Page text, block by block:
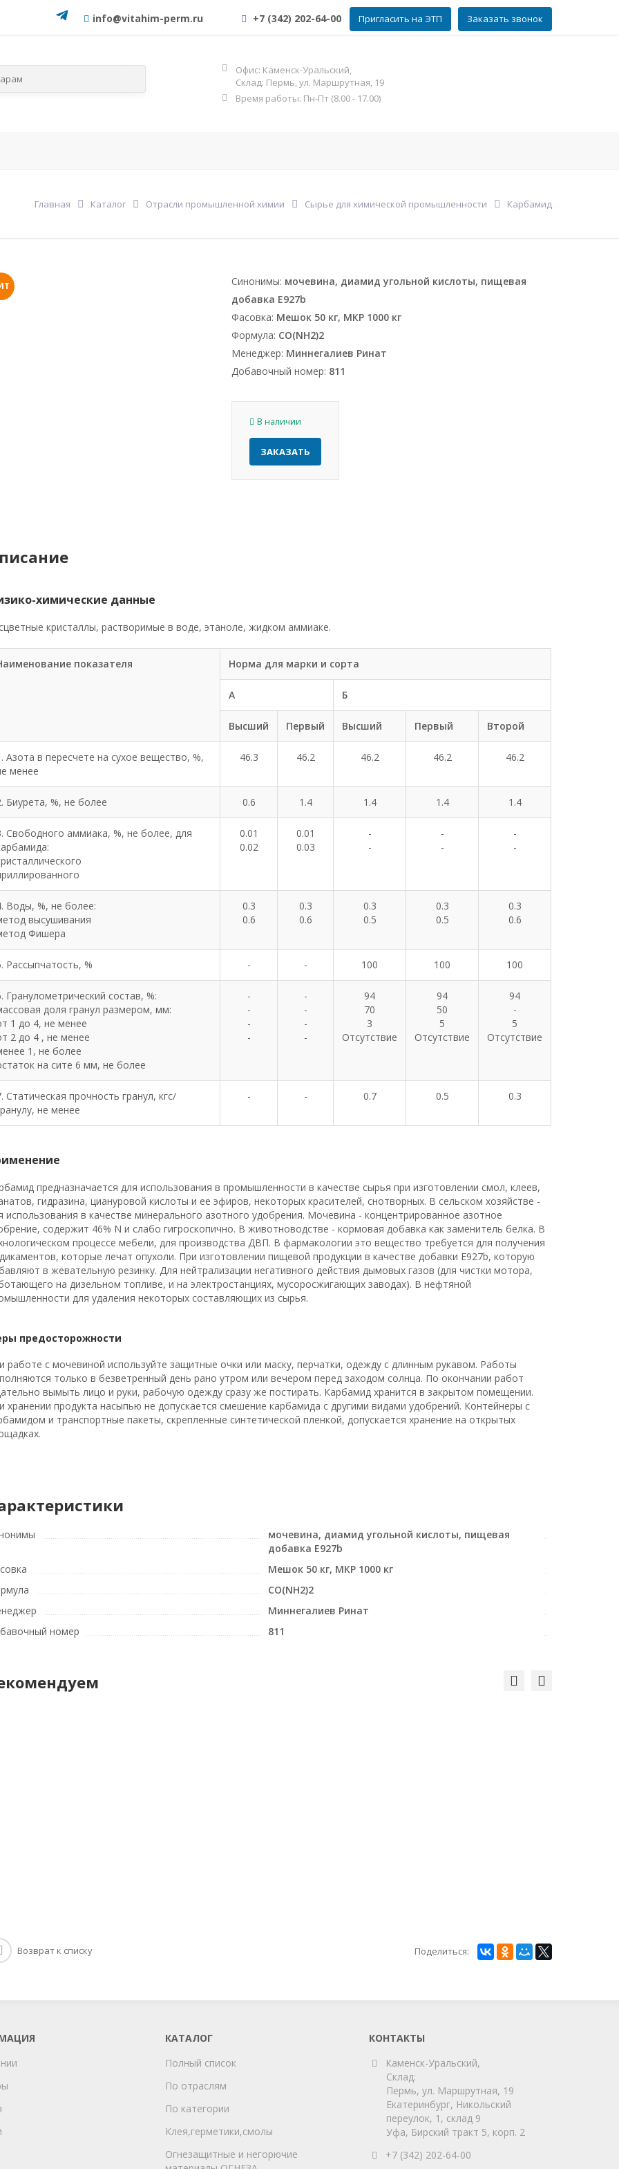
info@vitahim-perm.ru +7 (342) 202-64-00 Заказать звонок
Пригласить на ЭТП
Офис: Каменск-Уральский,
Склад: Пермь, ул. Маршрутная, 19
Время работы: Пн-Пт (8.00 - 17.00)
Главная Каталог Отрасли промышленной химии Сырье для химической промышленности Карбамид
Синонимы: мочевина, диамид угольной кислоты, пищевая
добавка E927b
Фасовка: Мешок 50 кг, МКР 1000 кг
Формула: CO(NH2)2
Менеджер: Миннегалиев Ринат
Добавочный номер: 811
В наличии
ЗАКАЗАТЬ
химические данные
кристаллы, растворимые в воде, этаноле, жидком аммиаке.
показателя Норма для марки и сорта
А Б
Высший Первый Высший Первый Второй
Азота в пересчете на сухое вещество, %,
менее
46.3 46.2 46.2 46.2 46.2
Биурета, %, не более 0.6 1.4 1.4 1.4 1.4
Свободного аммиака, %, не более, для
0.01
0.02
0.01
0.03
-
-
-
-
-
-
Воды, %, не более:
высушивания
Фишера
0.3
0.6
0.3
0.6
0.3
0.5
0.3
0.5
0.3
0.6
Рассыпчатость, % - - 100 100 100
Гранулометрический состав, %:
доля гранул размером, мм:
1 до 4, не менее
2 до 4 , не менее
1, не более
на сите 6 мм, не более
-
-
-
-
-
-
-
-
94
70
3
Отсутствие
94
50
5
Отсутствие
94
-
5
Отсутствие
Статическая прочность гранул, кгс/
не менее
- - 0.7 0.5 0.3
предназначается для использования в промышленности в качестве сырья при изготовлении смол, клеев,
гидразина, циануровой кислоты и ее эфиров, некоторых красителей, снотворных. В сельском хозяйстве -
использования в качестве минерального азотного удобрения. Мочевина - концентрированное азотное
содержит 46% N и слабо гигроскопично. В животноводстве - кормовая добавка как заменитель белка. В
процессе мебели, для производства ДВП. В фармакологии это вещество требуется для получения
которые лечат опухоли. При изготовлении пищевой продукции в качестве добавки E927b, которую
в жевательную резинку. Для нейтрализации негативного действия дымовых газов (для чистки мотора,
на дизельном топливе, и на электростанциях, мусоросжигающих заводах). В нефтяной
для удаления некоторых составляющих из сырья.
предосторожности
работе с мочевиной используйте защитные очки или маску, перчатки, одежду с длинным рукавом. Работы
только в безветренный день рано утром или вечером перед заходом солнца. По окончании работ
вымыть лицо и руки, рабочую одежду сразу же постирать. Карбамид хранится в закрытом помещении.
хранении продукта насыпью не допускается смешение карбамида с другими видами удобрений. Контейнеры с
и транспортные пакеты, скрепленные синтетической пленкой, допускается хранение на открытых
мочевина, диамид угольной кислоты, пищевая
добавка E927b
Мешок 50 кг, МКР 1000 кг
CO(NH2)2
Миннегалиев Ринат
номер
811
Возврат к списку Поделиться:
КАТАЛОГ
Полный список
По отраслям
По категории
Клея,герметики,смолы
Огнезащитные и негорючие
КОНТАКТЫ
Каменск-Уральский,
Склад:
Пермь, ул. Маршрутная, 19
Екатеринбург, Никольский
переулок, 1, склад 9
Уфа, Бирский тракт 5, корп. 2
+7 (342) 202-64-00